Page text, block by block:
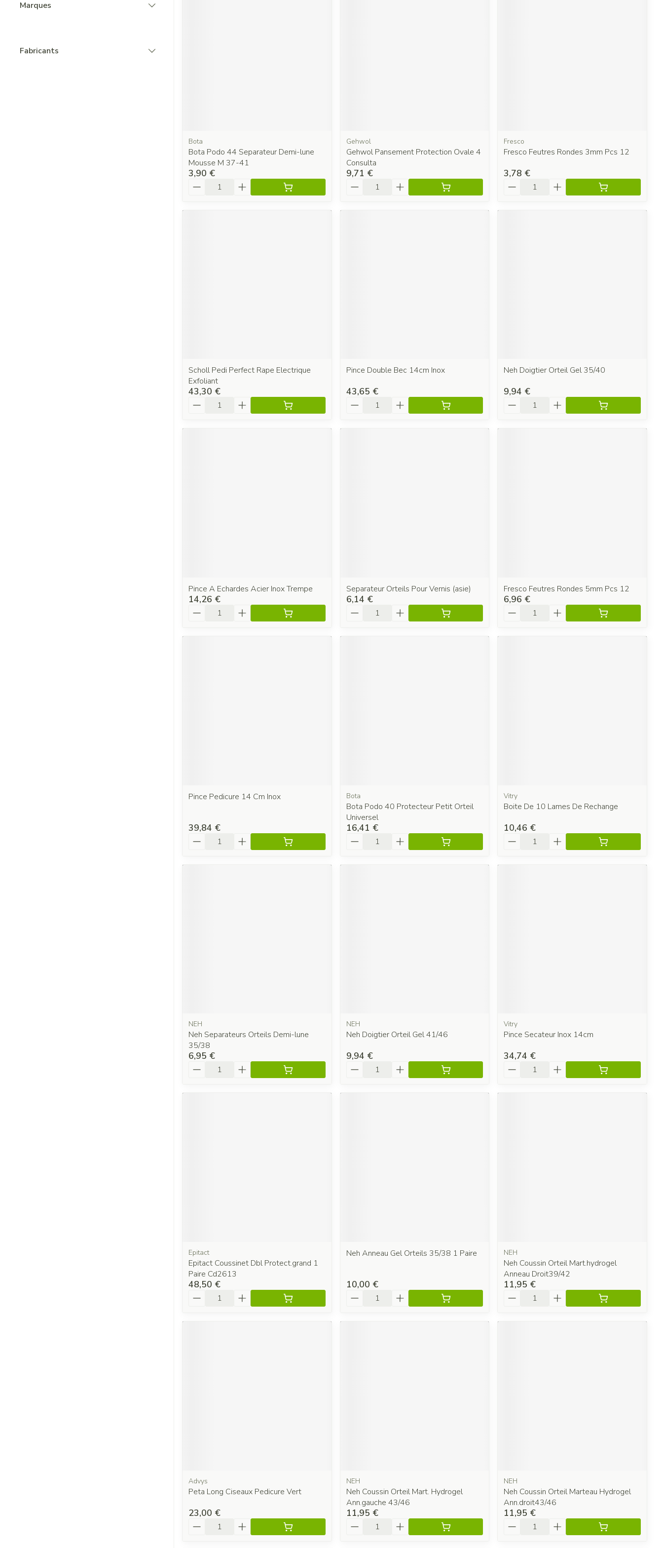
Marques
Fabricants
Bota
Bota Podo 44 Separateur Demi-lune
Mousse M 37-41
3,90 €
Quantité
Gehwol
Gehwol Pansement Protection Ovale 4
Consulta
9,71 €
Quantité
Fresco
Fresco Feutres Rondes 3mm Pcs 12
3,78 €
Quantité
Scholl Pedi Perfect Rape Electrique
Exfoliant
43,30 €
Quantité
Pince Double Bec 14cm Inox
43,65 €
Quantité
Neh Doigtier Orteil Gel 35/40
9,94 €
Quantité
Pince A Echardes Acier Inox Trempe
14,26 €
Quantité
Separateur Orteils Pour Vernis (asie)
6,14 €
Quantité
Fresco Feutres Rondes 5mm Pcs 12
6,96 €
Quantité
Pince Pedicure 14 Cm Inox
39,84 €
Quantité
Bota
Bota Podo 40 Protecteur Petit Orteil
Universel
16,41 €
Quantité
Vitry
Boite De 10 Lames De Rechange
10,46 €
Quantité
NEH
Neh Separateurs Orteils Demi-lune
35/38
6,95 €
Quantité
NEH
Neh Doigtier Orteil Gel 41/46
9,94 €
Quantité
Vitry
Pince Secateur Inox 14cm
34,74 €
Quantité
Epitact
Epitact Coussinet Dbl Protect.grand 1
Paire Cd2613
48,50 €
Quantité
Neh Anneau Gel Orteils 35/38 1 Paire
10,00 €
Quantité
NEH
Neh Coussin Orteil Mart.hydrogel
Anneau Droit39/42
11,95 €
Quantité
Advys
Peta Long Ciseaux Pedicure Vert
23,00 €
Quantité
NEH
Neh Coussin Orteil Mart. Hydrogel
Ann.gauche 43/46
11,95 €
Quantité
NEH
Neh Coussin Orteil Marteau Hydrogel
Ann.droit43/46
11,95 €
Quantité